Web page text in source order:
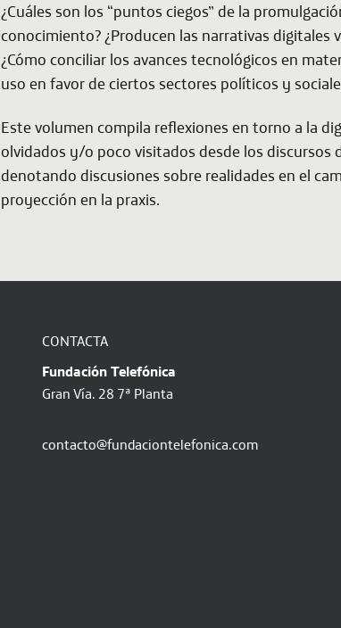
¿Cuáles son los “puntos ciegos” de la
conocimiento? ¿Producen las narrativas digitales
¿Cómo conciliar los avances tecnológicos en
uso en favor de ciertos sectores políticos y
Este volumen compila reflexiones en torno a la
olvidados y/o poco visitados desde los discursos
denotando discusiones sobre realidades en el
proyección en la praxis.
CONTACTA
Fundación Telefónica
Gran Vía. 28 7ª Planta
contacto@fundaciontelefonica.com